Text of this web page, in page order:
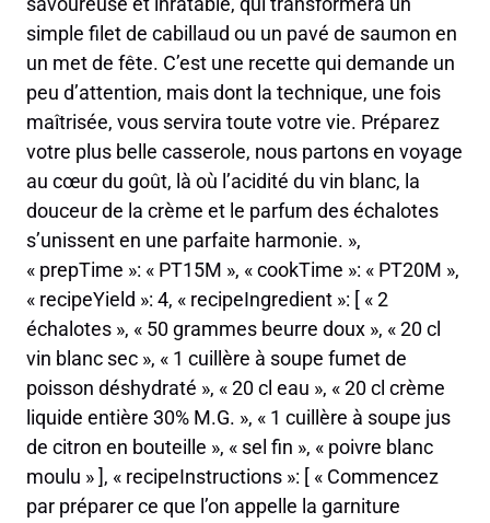
simple filet de cabillaud ou un pavé de saumon en
un met de fête. C’est une recette qui demande un
peu d’attention, mais dont la technique, une fois
maîtrisée, vous servira toute votre vie. Préparez
votre plus belle casserole, nous partons en voyage
au cœur du goût, là où l’acidité du vin blanc, la
douceur de la crème et le parfum des échalotes
s’unissent en une parfaite harmonie. »,
« prepTime »: « PT15M », « cookTime »: « PT20M »,
« recipeYield »: 4, « recipeIngredient »: [ « 2
échalotes », « 50 grammes beurre doux », « 20 cl
vin blanc sec », « 1 cuillère à soupe fumet de
poisson déshydraté », « 20 cl eau », « 20 cl crème
liquide entière 30% M.G. », « 1 cuillère à soupe jus
de citron en bouteille », « sel fin », « poivre blanc
moulu » ], « recipeInstructions »: [ « Commencez
par préparer ce que l’on appelle la garniture